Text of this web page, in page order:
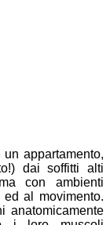
appartamento,
dai soffitti alti
con ambienti
al movimento.
anatomicamente